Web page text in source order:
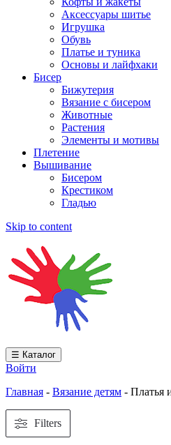
Аксессуары шитье
Игрушка
Обувь
Платье и туника
Основы и лайфхаки
Бисер
Бижутерия
Вязание с бисером
Животные
Растения
Элементы и мотивы
Плетение
Вышивание
Бисером
Крестиком
Гладью
Skip to content
☰ Каталог
Войти
Главная - Вязание детям - Платья
Filters